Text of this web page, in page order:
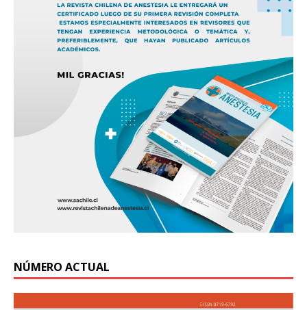
NÚMERO ACTUAL